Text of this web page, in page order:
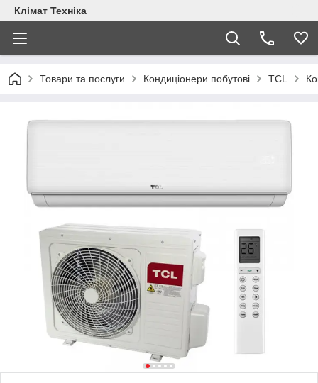
Клімат Техніка
Товари та послуги Кондиціонери побутові TCL